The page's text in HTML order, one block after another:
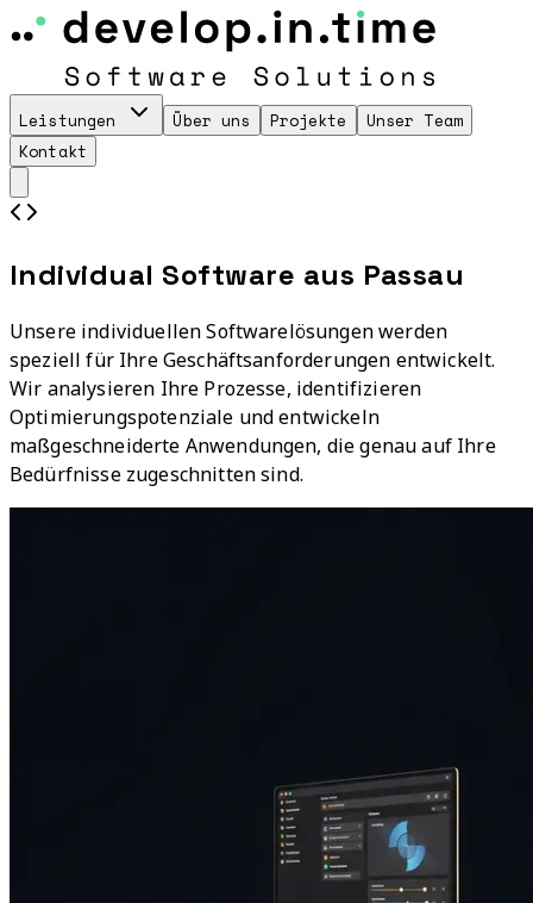
Leistungen Über uns Projekte
Unser Team
Kontakt
Individual Software aus Passau
Unsere individuellen Softwarelösungen werden
speziell für Ihre Geschäftsanforderungen entwickelt.
Wir analysieren Ihre Prozesse, identifizieren
Optimierungspotenziale und entwickeln
maßgeschneiderte Anwendungen, die genau auf Ihre
Bedürfnisse zugeschnitten sind.